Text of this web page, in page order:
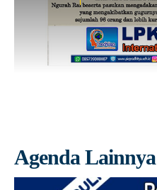
Agenda Lainnya